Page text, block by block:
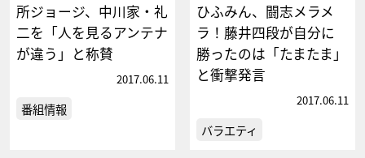
所ジョージ、中川家・礼
二を「人を見るアンテナ
が違う」と称賛
2017.06.11
番組情報
ひふみん、闘志メラメ
ラ！藤井四段が自分に
勝ったのは「たまたま」
と衝撃発言
2017.06.11
バラエティ